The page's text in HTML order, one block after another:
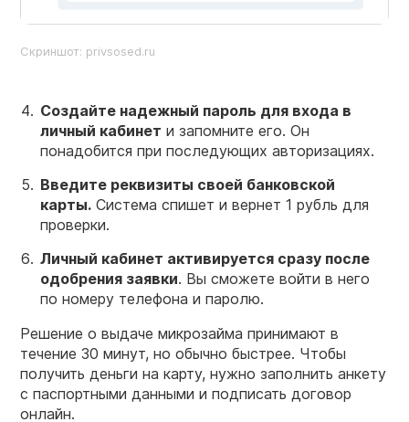
Скриншот: privsosed.ru
Создайте надежный пароль для входа в
личный кабинет и запомните его. Он
понадобится при последующих авторизациях.
Введите реквизиты своей банковской
карты. Система спишет и вернет 1 рубль для
проверки.
Личный кабинет активируется сразу после
одобрения заявки. Вы сможете войти в него
по номеру телефона и паролю.
Решение о выдаче микрозайма принимают в
течение 30 минут, но обычно быстрее. Чтобы
получить деньги на карту, нужно заполнить анкету
с паспортными данными и подписать договор
онлайн.